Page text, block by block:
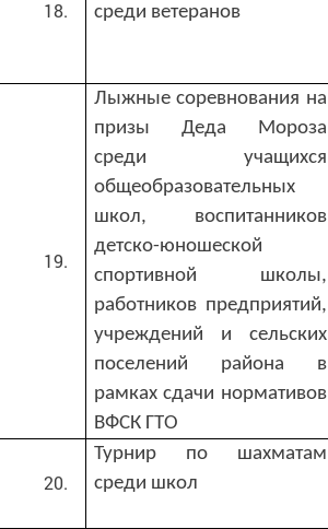
среди ветеранов
Лыжные соревнования на
призы Деда Мороза
среди учащихся
общеобразовательных
школ, воспитанников
детско-юношеской
спортивной школы,
работников предприятий,
учреждений и сельских
поселений района в
рамках сдачи нормативов
ВФСК ГТО
Турнир по шахматам
среди школ